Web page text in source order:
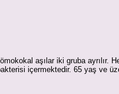
aşılar iki gruba
içermektedir. 65 yaş ve